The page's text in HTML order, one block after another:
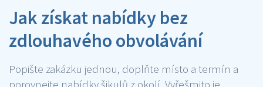
Jak získat nabídky bez
zdlouhavého obvolávání
Popište zakázku jednou, doplňte místo a termín a
porovnejte nabídky šikulů z okolí. Vyřešmito je